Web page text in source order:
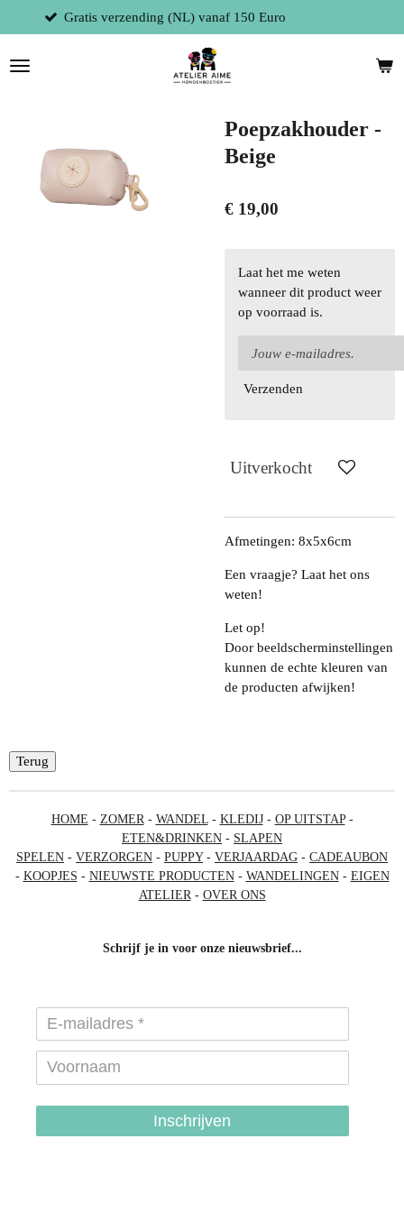
direct
naar
de
150 Euro Fysieke winkel te
Poepzakhouder -
Beige
€ 19,00
Laat het me weten
wanneer dit product weer
op voorraad is.
Verzenden
Uitverkocht
Afmetingen: 8x5x6cm
Een vraagje? Laat het ons
weten!
Let op!
Door beeldscherminstellingen
kunnen de echte kleuren van
de producten afwijken!
Terug
HOME - ZOMER - WANDEL- KLEDIJ- OP UITSTAP-
ETEN&DRINKEN - SLAPEN
SPELEN - VERZORGEN - PUPPY- VERJAARDAG - CADEAUBON
- KOOPJES - NIEUWSTE PRODUCTEN- WANDELINGEN- EIGEN
ATELIER - OVER ONS
Schrijf je in voor onze nieuwsbrief...
Inschrijven